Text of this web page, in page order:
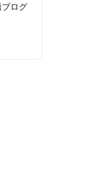
ログ
入手